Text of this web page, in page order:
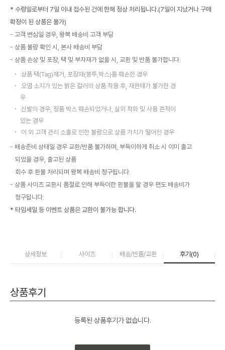
* 수령일로부터 7일 이내 접수된 건에 한해 정상 처리됩니다.(7일이 지났거나 구매
확정이 된 상품은 불가)
고객 변심일 경우, 왕복 배송비 고객 부담
상품 불량 확인 시, 본사 배송비 부담
상품 손상 및 포장, 택 및 부자재가 없을 시, 교환 및 반품 불가합니다.
상품 택(Tag)제거, 포장재(봉투,박스)를 훼손한 경우
오염 소지가 있는 밝은 컬러의 상품 착용 후, 재판매가 불가한 경
우
신발의 경우, 정품 박스 훼손되었거나, 실외 착화 및 사용 흔적이
있는 경우
이 외 고객 관리 소홀로 인한 불량으로 상품 가치가 떨어진 경우
배송준비 상태일 경우 교환/반품 불가하며, 부득이하게 취소 시 이미 출고
되었을 경우, 출고된 상품
회수 후 환불 처리되며 왕복 배송비 청구됩니다.
상품 사이즈 교환시 품절로 인해 부득이한 환불을 할 경우 편도 배송비가
청구됩니다.
* 타임세일 등 이벤트 상품은 교환이 불가능 합니다.
상세정보 사이즈 배송/반품/교환 후기(0)
상품후기
등록된 상품후기가 없습니다.